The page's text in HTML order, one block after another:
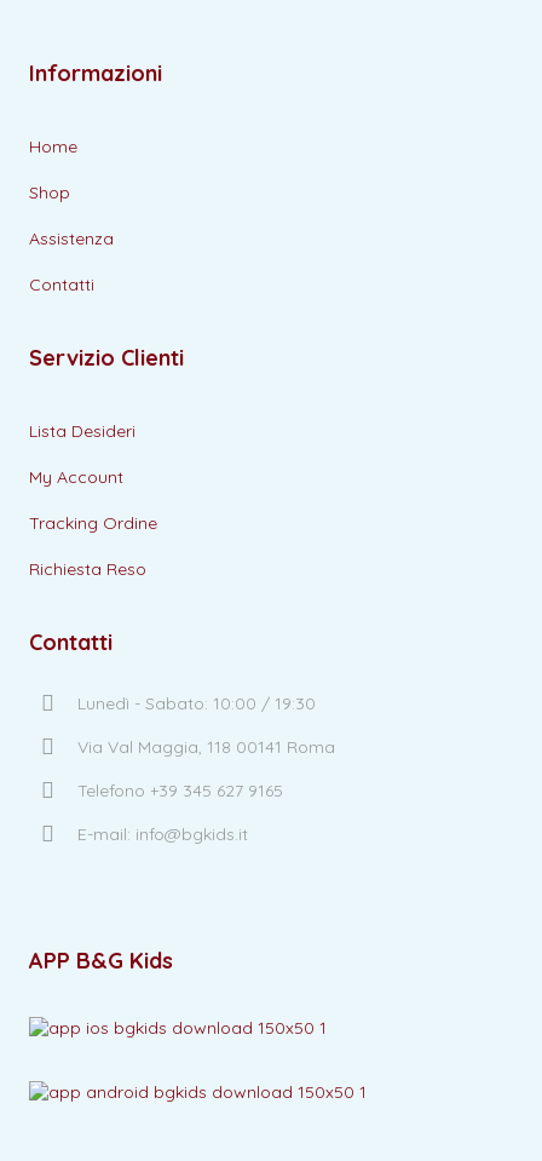
Informazioni
Home
Shop
Assistenza
Contatti
Servizio Clienti
Lista Desideri
My Account
Tracking Ordine
Richiesta Reso
Contatti
Lunedì - Sabato: 10:00 / 19:30
Via Val Maggia, 118 00141 Roma
Telefono +39 345 627 9165
E-mail: info@bgkids.it
APP B&G Kids